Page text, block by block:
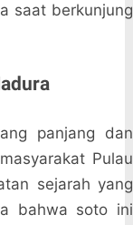
saat berkunjung
panjang dan
Pulau
sejarah yang
bahwa soto ini